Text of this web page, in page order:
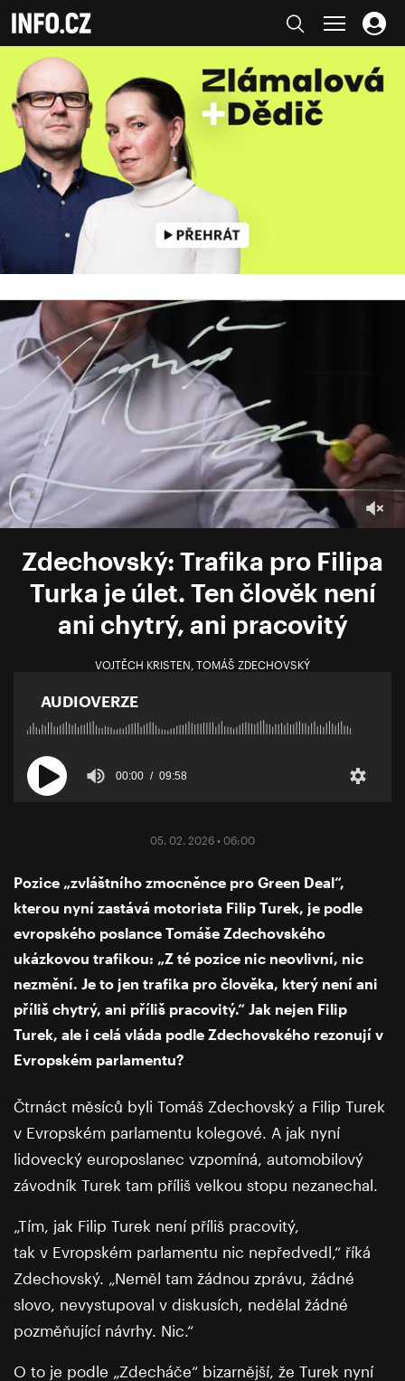
Zdechovský: Trafika pro Filipa
Turka je úlet. Ten člověk není
ani chytrý, ani pracovitý
VOJTĚCH KRISTEN TOMÁŠ ZDECHOVSKÝ
AUDIOVERZE
00:00 09:58
05. 02. 2026 • 06:00
Pozice „zvláštního zmocněnce pro Green Deal“,
kterou nyní zastává motorista Filip Turek, je podle
evropského poslance Tomáše Zdechovského
ukázkovou trafikou: „Z té pozice nic neovlivní, nic
nezmění. Je to jen trafika pro člověka, který není ani
příliš chytrý, ani příliš pracovitý.“ Jak nejen Filip
Turek, ale i celá vláda podle Zdechovského rezonují v
Evropském parlamentu?
Čtrnáct měsíců byli Tomáš Zdechovský a Filip Turek
v Evropském parlamentu kolegové. A jak nyní
lidovecký europoslanec vzpomíná, automobilový
závodník Turek tam příliš velkou stopu nezanechal.
„Tím, jak Filip Turek není příliš pracovitý,
tak v Evropském parlamentu nic nepředvedl,“ říká
Zdechovský. „Neměl tam žádnou zprávu, žádné
slovo, nevystupoval v diskusích, nedělal žádné
pozměňující návrhy. Nic.“
O to je podle „Zdecháče“ bizarnější, že Turek nyní